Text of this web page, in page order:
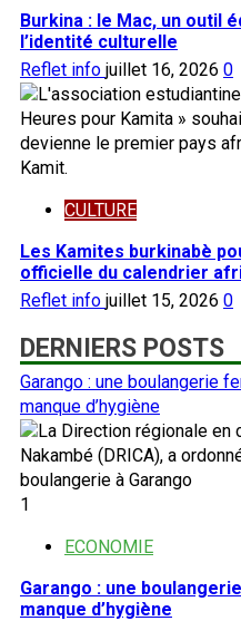
Burkina : le Mac, un outil
l’identité culturelle
Reflet info juillet 16, 2026 0
CULTURE
Les Kamites burkinabè
officielle du calendrier
Reflet info juillet 15, 2026 0
DERNIERS POSTS
Garango : une boulangerie
manque d’hygiène
1
ECONOMIE
Garango : une
manque d’hygiène